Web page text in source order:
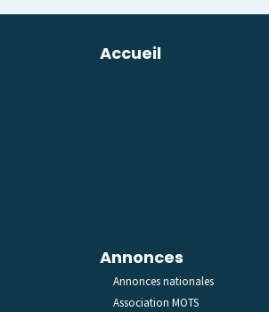
Accueil
Annonces
Annonces nationales
Association MOTS